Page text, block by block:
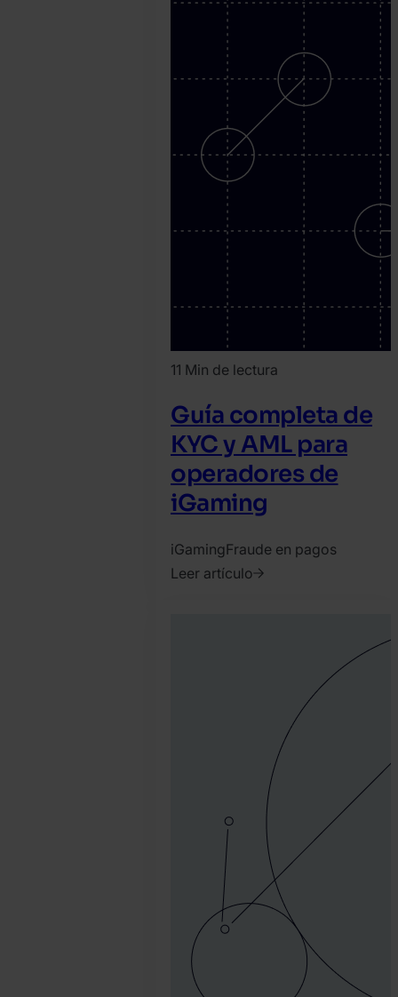
11 Min de lectura
Guía completa de
KYC y AML para
operadores de
iGaming
iGamingFraude en pagos
Leer artículo